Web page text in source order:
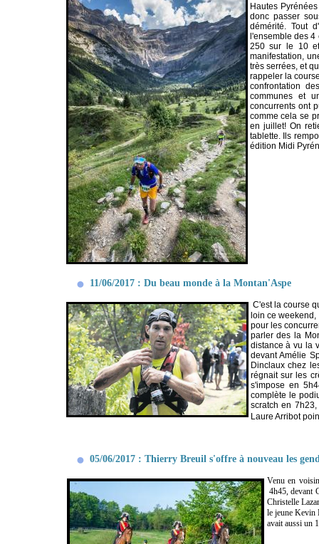
Hautes
donc passer
démérité. Tout
l'ensemble des
250 sur le 10
manifestation,
très serrées, et
rappeler la
confrontation
communes et
concurrents ont
comme cela se
en juillet! On
tablette. Ils
édition Midi
11/06/2017 : Du beau monde à la Montan'Aspe
C'est la course
loin ce
pour les
parler des la
distance à vu la
devant Amélie
Dinclaux chez
régnait sur les
s'impose en
complète le
scratch en
Laure Arribot
05/06/2017 : Thierry Breuil s'offre à nouveau les
Venu en
4h45, devant
Christelle
le jeune Kevin
avait aussi un